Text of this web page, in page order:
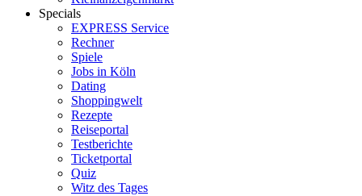
Specials
EXPRESS Service
Rechner
Spiele
Jobs in Köln
Dating
Shoppingwelt
Rezepte
Reiseportal
Testberichte
Ticketportal
Quiz
Witz des Tages